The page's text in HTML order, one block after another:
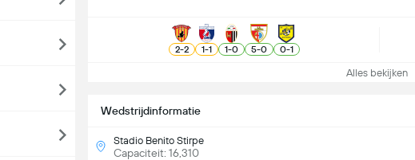
Wedstrijdinformatie
Stadio Benito Stirpe
Capaciteit: 16,310
2-2 1-1 1-0 5-0 0-1
Alles bekijken